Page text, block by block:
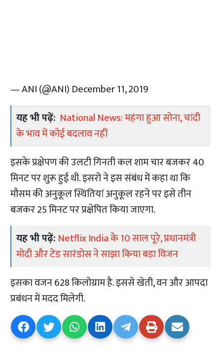
— ANI (@ANI) December 11, 2019
यह भी पढ़ें: National News: महंगा हुआ सोना, चांदी
के भाव में कोई बदलाव नहीं
इसके प्रक्षेपण की उलटी गिनती कल शाम चार बजकर 40
मिनट पर शुरू हुई थी. इसरो ने इस संबंध में कहा था कि
मौसम की अनुकूल स्थितियां अनुकूल रहने पर इसे तीन
बजकर 25 मिनट पर प्रक्षेपित किया जाएगा.
यह भी पढ़ें: Netflix India के 10 साल पूरे, प्रधानमंत्री
मोदी और टेड सारंडोस ने साझा किया बड़ा विजन
इसका वजन 628 किलोग्राम है. इससे खेती, वन और आपदा
प्रबंधन में मदद मिलेगी.